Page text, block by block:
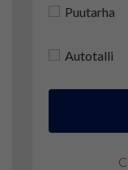
Puutarha
Autotalli